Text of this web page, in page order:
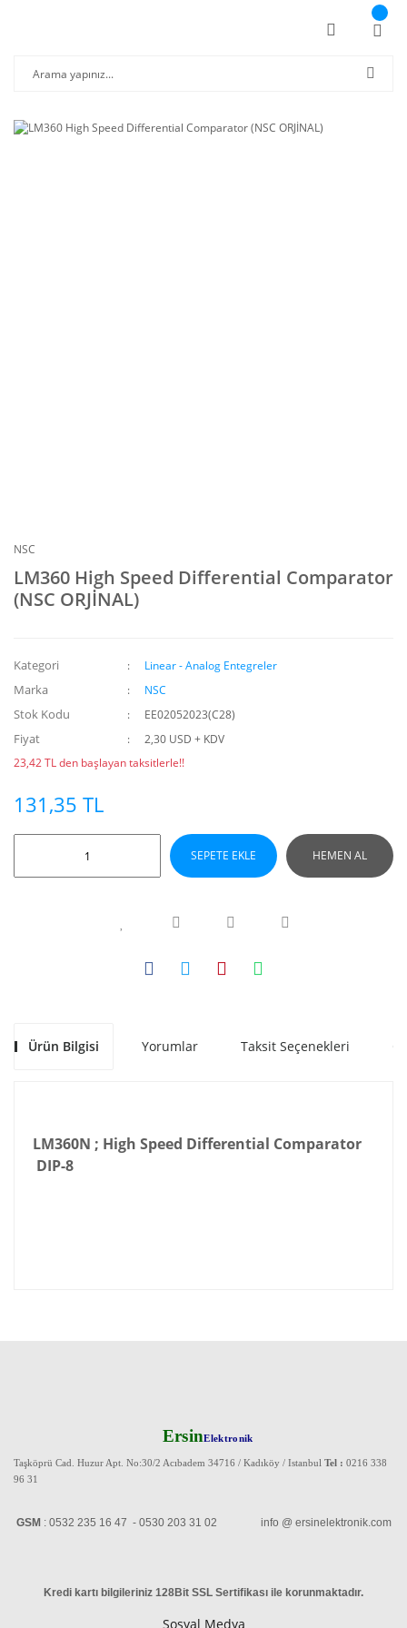
NSC
LM360 High Speed Differential Comparator
(NSC ORJİNAL)
Kategori Linear - Analog Entegreler
Marka NSC
Stok Kodu EE02052023(C28)
Fiyat
2,30 USD + KDV
23,42 TL den başlayan taksitlerle!!
131,35 TL
SEPETE EKLE HEMEN AL
Ürün Bilgisi Yorumlar Taksit Seçenekleri
LM360N ; High Speed Differential Comparator
DIP-8
ErsinElektronik
Taşköprü Cad. Huzur Apt. No:30/2 Acıbadem 34716 / Kadıköy / Istanbul Tel : 0216 338
96 31
GSM : 0532 235 16 47 - 0530 203 31 02 info @ ersinelektronik.com
Kredi kartı bilgileriniz 128Bit SSL Sertifikası ile korunmaktadır.
Sosyal Medya